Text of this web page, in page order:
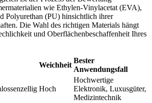
wie Ethylen-Vinylacetat (EVA),
Polyurethan (PU) hinsichtlich ihrer
Die Wahl des richtigen Materials hängt
und Oberflächenbeschaffenheit Ihres
Weichheit
Bester
Anwendungsfall
Hoch
Hochwertige
Elektronik, Luxusgüter,
Medizintechnik